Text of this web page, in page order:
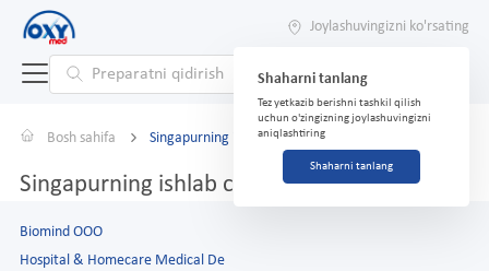
Joylashuvingizni ko'rsating
Shaharni tanlang
Tez yetkazib berishni tashkil qilish
uchun o'zingizning joylashuvingizni
aniqlashtiring
Shaharni tanlang
Bosh sahifa Singapurning ishlab chiqaruvchilari
Singapurning ishlab chiqaruvchilari
Biomind OOO
Hospital & Homecare Medical De